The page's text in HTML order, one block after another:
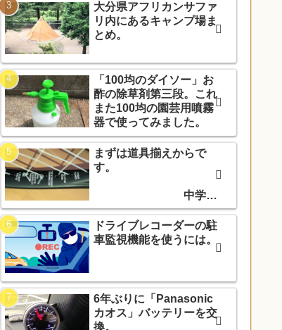
大分県アフリカンサファ
リ内にあるキャンプ場ま
とめ。
「100均のダイソー」お
酢の除草剤第三段。これ
また100均の園芸用噴霧
器で使ってみました。
まずは道具揃えからで
す。
中学入
学でソフトテニス部に入
部しました。
ドライブレコーダーの駐
車監視機能を使うには。
6年ぶりに「Panasonic
カオス」バッテリーを交
換。